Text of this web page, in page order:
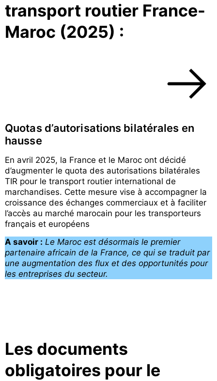
transport routier France-
Maroc (2025) :
Quotas d’autorisations bilatérales en
hausse
En avril 2025, la France et le Maroc ont décidé
d’augmenter le quota des autorisations bilatérales
TIR pour le transport routier international de
marchandises. Cette mesure vise à accompagner la
croissance des échanges commerciaux et à faciliter
l’accès au marché marocain pour les transporteurs
français et européens
A savoir : Le Maroc est désormais le premier
partenaire africain de la France, ce qui se traduit par
une augmentation des flux et des opportunités pour
les entreprises du secteur.
Les documents
obligatoires pour le